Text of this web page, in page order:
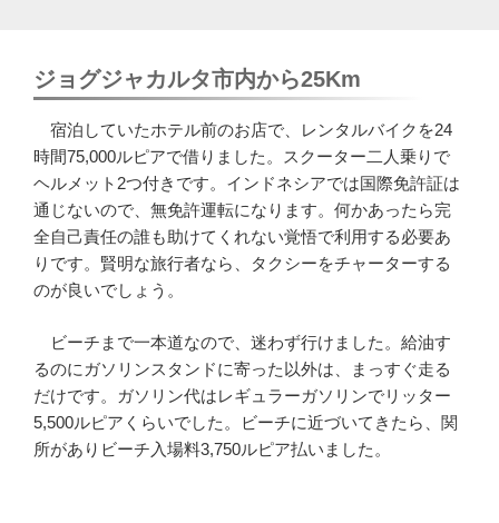
ジョグジャカルタ市内から25Km
宿泊していたホテル前のお店で、レンタルバイクを24
時間75,000ルピアで借りました。スクーター二人乗りで
ヘルメット2つ付きです。インドネシアでは国際免許証は
通じないので、無免許運転になります。何かあったら完
全自己責任の誰も助けてくれない覚悟で利用する必要あ
りです。賢明な旅行者なら、タクシーをチャーターする
のが良いでしょう。
ビーチまで一本道なので、迷わず行けました。給油す
るのにガソリンスタンドに寄った以外は、まっすぐ走る
だけです。ガソリン代はレギュラーガソリンでリッター
5,500ルピアくらいでした。ビーチに近づいてきたら、関
所がありビーチ入場料3,750ルピア払いました。